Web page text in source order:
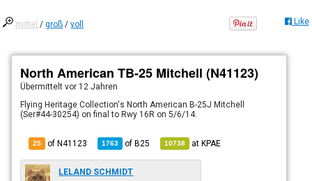
mittel /groß /voll Like
North American TB-25 Mitchell (N41123)
Übermitteltvor 12 Jahren
Flying Heritage Collection's North American B-25J Mitchell
(Ser#44-30254) on final to Rwy 16R on 5/6/14.
25 of N41123 1763 ofB25 10738 atKPAE
LELAND SCHMIDT